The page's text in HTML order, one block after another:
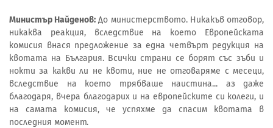
Министър Найденов: До министерството. Никакъв отговор,
никаква реакция, вследствие на което Европейската
комисия внася предложение за една четвърт редукция на
квотата на България. Всички страни се борят със зъби и
нокти за какви ли не квоти, ние не отговаряме с месеци,
вследствие на което трябваше наистина... аз даже
благодаря, вчера благодарих и на европейските си колеги, и
на самата комисия, че успяхме да спасим квотата в
последния момент.